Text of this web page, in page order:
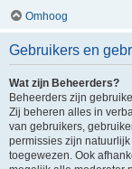
Omhoog
Gebruikers en
Wat zijn Beheerders?
Beheerders zijn
Zij beheren alles in
van gebruikers,
permissies zijn
toegewezen. Ook